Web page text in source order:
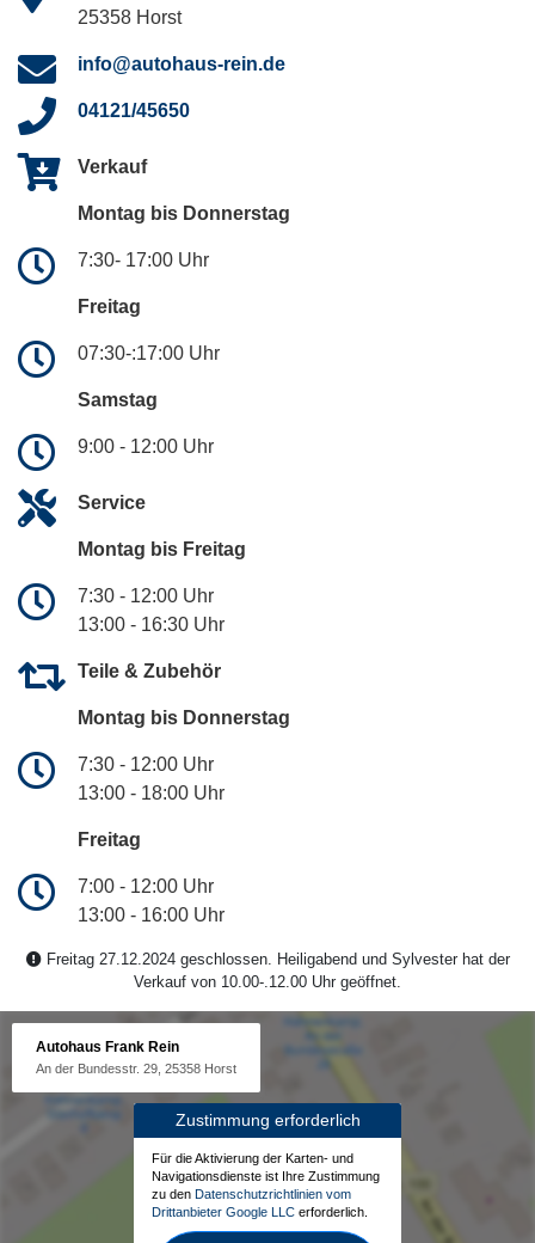
25358 Horst
info@autohaus-rein.de
04121/45650
Verkauf
Montag bis Donnerstag
7:30- 17:00 Uhr
Freitag
07:30-:17:00 Uhr
Samstag
9:00 - 12:00 Uhr
Service
Montag bis Freitag
7:30 - 12:00 Uhr
13:00 - 16:30 Uhr
Teile & Zubehör
Montag bis Donnerstag
7:30 - 12:00 Uhr
13:00 - 18:00 Uhr
Freitag
7:00 - 12:00 Uhr
13:00 - 16:00 Uhr
Freitag 27.12.2024 geschlossen. Heiligabend und Sylvester hat der
Verkauf von 10.00-.12.00 Uhr geöffnet.
Autohaus Frank Rein
An der Bundesstr. 29, 25358 Horst
Zustimmung erforderlich
Für die Aktivierung der Karten- und
Navigationsdienste ist Ihre Zustimmung
zu den Datenschutzrichtlinien vom
Drittanbieter Google LLC erforderlich.